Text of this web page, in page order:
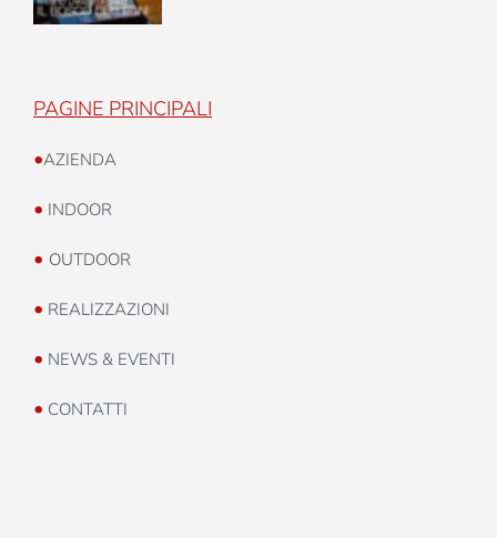
PAGINE PRINCIPALI
•AZIENDA
• INDOOR
• OUTDOOR
• REALIZZAZIONI
• NEWS & EVENTI
• CONTATTI